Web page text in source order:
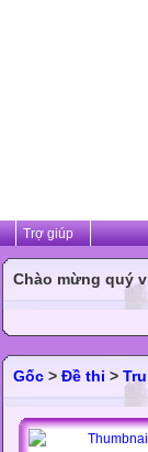
Trợ giúp
Chào mừng quý
Gốc > Đề thi >